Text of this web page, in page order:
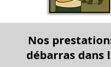
Nos
débarras dans